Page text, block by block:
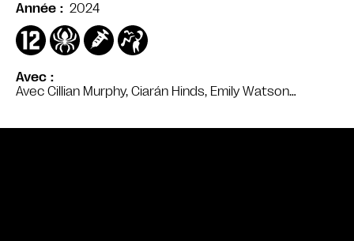
Avec
Avec Cillian Murphy, Ciarán Hinds, Emily Watson…
Année
2024